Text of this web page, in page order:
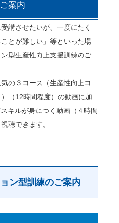
案内
講させたいが、一度にたく
とが難しい」等といった場
型生産性向上支援訓練のご
の３コース（生産性向上コ
（12時間程度）の動画に加
キルが身につく動画（４時間
聴できます。
ン型訓練のご案内